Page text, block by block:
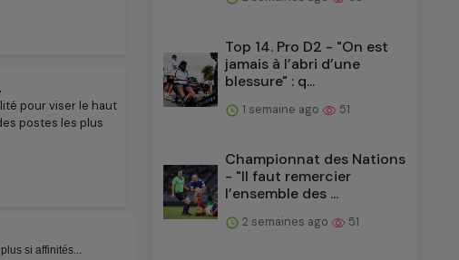
pour viser le haut
postes les plus
Top 14. Pro D2 - "On est
jamais à l’abri d’une
blessure" : q...
1 semaine ago 51
Championnat des Nations
- "Il faut remercier
l’ensemble des ...
2 semaines ago 51